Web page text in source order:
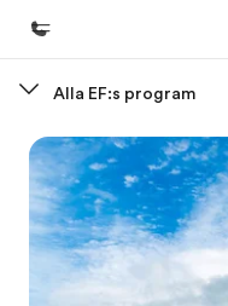
Välkommen till EF
Program
Se allt vi erbjuder
Kontor
Alla EF:s program